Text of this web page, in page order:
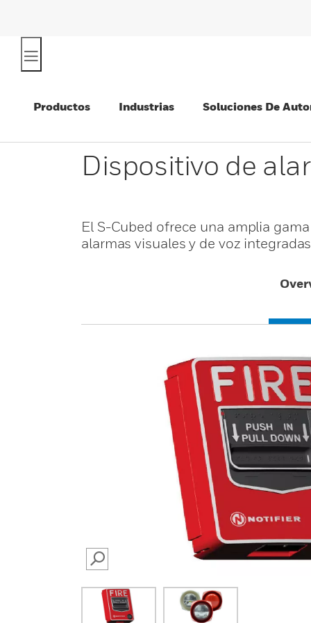
Productos Industrias Soluciones De
Dispositivo de
El S-Cubed ofrece una amplia
alarmas visuales y de voz
SEARCH